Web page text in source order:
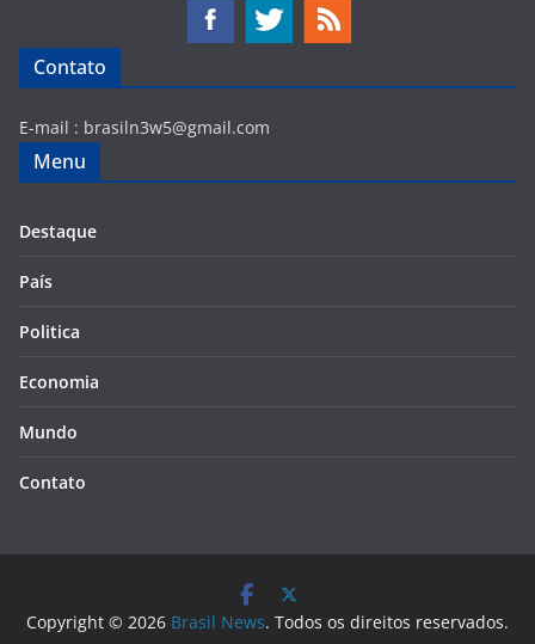
Contato
E-mail : brasiln3w5@gmail.com
Menu
Destaque
País
Politica
Economia
Mundo
Contato
Copyright © 2026 Brasil News. Todos os direitos reservados.